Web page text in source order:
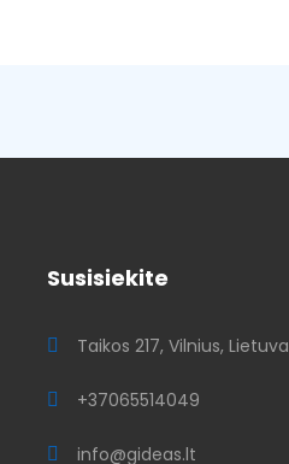
Susisiekite
Taikos 217, Vilnius, Lietuva
+37065514049
info@gideas.lt